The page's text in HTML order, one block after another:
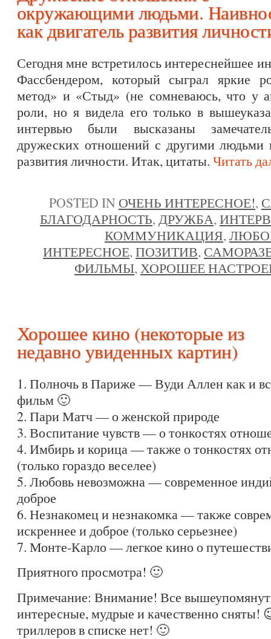
окружающими людьми.
как двигатель развития
Сегодня мне встретилось интереснейшее
Фассбендером, который сыграл яркие
метод» и «Стыд» (не сомневаюсь, что у
роли, но я видела его только в
интервью были высказаны
дружеских отношений с другими людьми
развития личности. Итак, цитаты. Читать
POSTED IN ОЧЕНЬ ИНТЕРЕСНОЕ!,
БЛАГОДАРНОСТЬ,ДРУЖБА,
КОММУНИКАЦИЯ,
ИНТЕРЕСНОЕ,ПОЗИТИВ,
ФИЛЬМЫ,ХОРОШЕЕ
Хорошее кино (некоторые из
недавно увиденных картин)
1. Полночь в Париже — Вуди Аллен как и
фильм 🙂
2. Пари Матч — о женской природе
3. Воспитание чувств — о тонкостях
4. Имбирь и корица — также о тонкостях
(только гораздо веселее)
5. Любовь невозможна — современное
доброе
6. Незнакомец и незнакомка — также
искреннее и доброе (только серьезнее)
7. Монте-Карло — легкое кино о
Приятного просмотра! 🙂
Примечание: Внимание! Все
интересные, мудрые и качественно сняты!
триллеров в списке нет! 🙂